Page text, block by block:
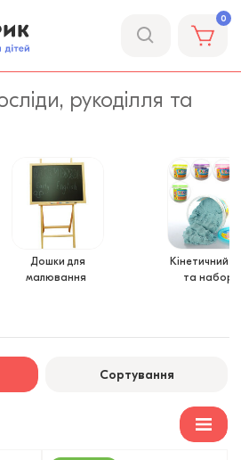
0
рукоділля та
Дошки для
малювання
Кінетичний
та набори
Сортування